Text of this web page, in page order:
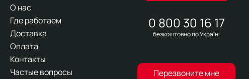
О нас
Где работаем
Доставка
Оплата
Контакты
Частые вопросы
0 800 30 16 17
безкоштовно по Україні
Перезвоните мне